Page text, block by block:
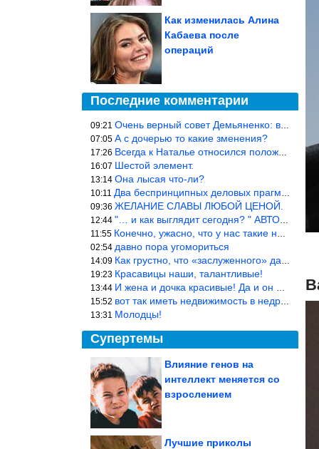
Как изменилась Алина
Кабаева после
операций
Последние комментарии
09:21 Очень верный совет Демьяненко: в этой среде надо либо иметь зубы
07:05 А с дочерью то какие зменения?
17:26 Всегда к Наталье относился положительно… Время покажет, что буде
16:07 Шестой элемент.
13:14 Она лысая что-ли?
10:11 Два беспринципных деловых прагматика нашли друг друга и «остепен
09:36 ЖЕЛАНИЕ СЛАВЫ ЛЮБОЙ ЦЕНОЙ.
12:44 "… и как выглядит сегодня? " АВТОР, РЕДАКТОР — ВЫ ЧТО
11:55 Конечно, ужасно, что у нас такие недалёкие и прямые люди… Как мо
02:54 давно пора угомориться
14:09 Как грустно, что «заслуженного» дают не заслуженно, а (чаще) по-
19:23 Красавицы наши, талантливые!
13:44 И жена и дочка красивые! Да и он настоящий мужик!
15:52 вот так иметь недвижимость в недружественных странах Могут забра
13:31 Молодцы!
Супертемы
Влияние генов на
интеллект меняется со
взрослением
Дети древних жителей
«синдрома...
Лучшие приколы